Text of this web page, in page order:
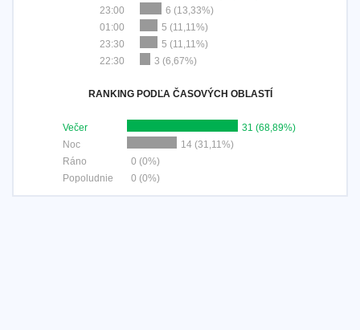
23:00
6 (13,33%)
01:00
5 (11,11%)
23:30
5 (11,11%)
22:30
3 (6,67%)
RANKING PODĽA ČASOVÝCH OBLASTÍ
Večer
31 (68,89%)
Noc
14 (31,11%)
Ráno
0 (0%)
Popoludnie
0 (0%)